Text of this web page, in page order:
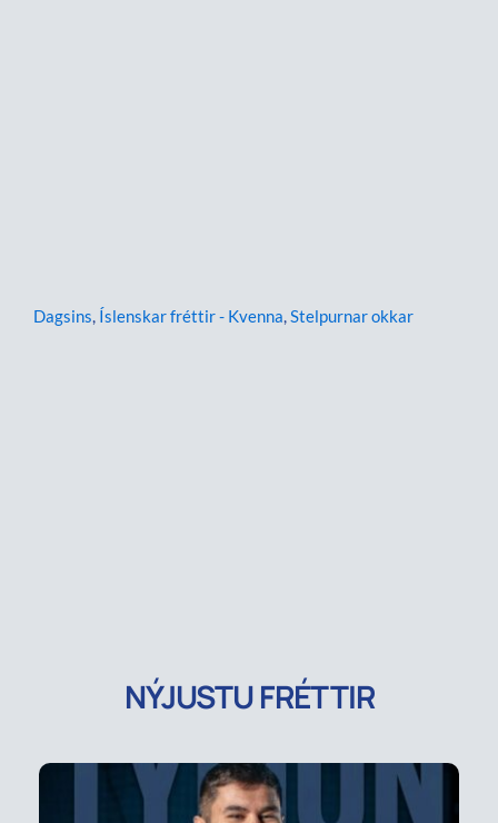
Dagsins, Íslenskar fréttir - Kvenna,Stelpurnar okkar
NÝJUSTU FRÉTTIR